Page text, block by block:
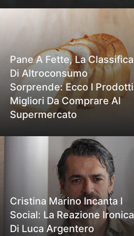
Pane A Fette, La Classifica
Di Altroconsumo
Sorprende: Ecco I Prodotti
Migliori Da Comprare Al
Supermercato
Cristina Marino Incanta I
Social: La Reazione Ironica
Di Luca Argentero